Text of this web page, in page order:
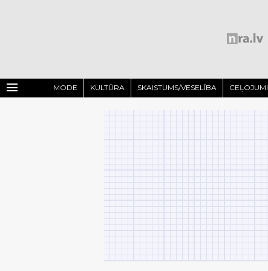
menu MODE KULTŪRA SKAISTUMS/VESELĪBA CEĻOJUMI